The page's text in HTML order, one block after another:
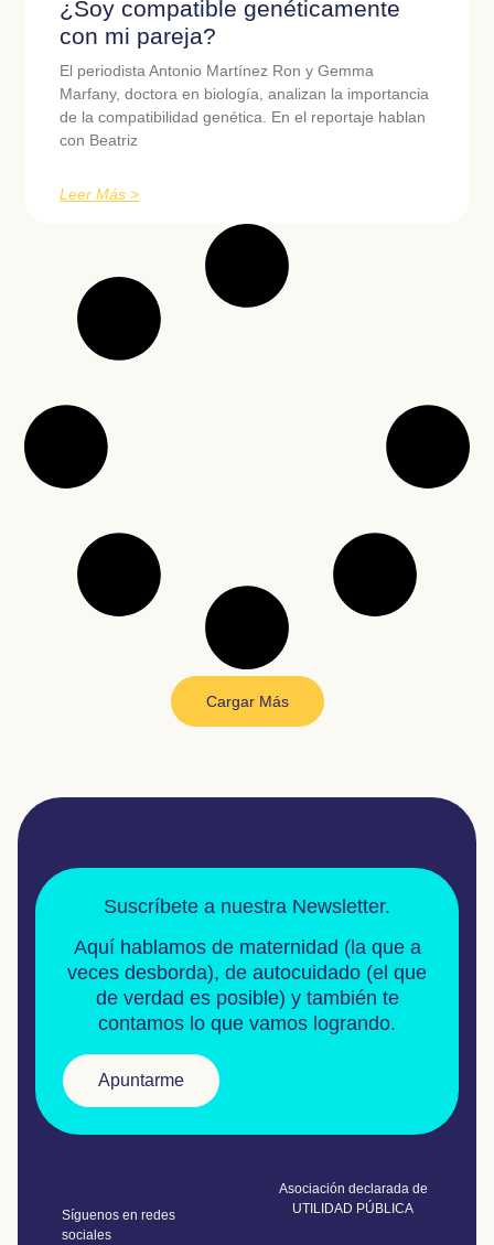
¿Soy compatible genéticamente
con mi pareja?
El periodista Antonio Martínez Ron y Gemma
Marfany, doctora en biología, analizan la importancia
de la compatibilidad genética. En el reportaje hablan
con Beatriz
Leer Más >
Cargar Más
Suscríbete a nuestra Newsletter.
Aquí hablamos de maternidad (la que a
veces desborda), de autocuidado (el que
de verdad es posible) y también te
contamos lo que vamos logrando.
Apuntarme
Síguenos en redes
sociales
Asociación declarada de
UTILIDAD PÚBLICA